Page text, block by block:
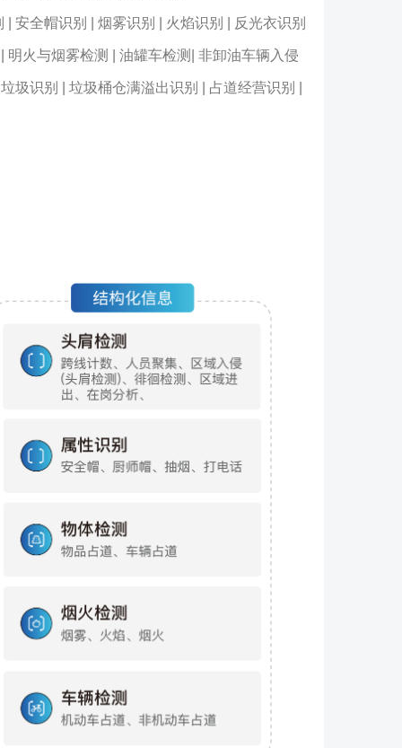
安全帽识别 | 烟雾识别 | 火焰识别 | 反光衣识别
火与烟雾检测 | 油罐车检测| 非卸油车辆入侵
圾识别 | 垃圾桶仓满溢出识别 | 占道经营识别 |